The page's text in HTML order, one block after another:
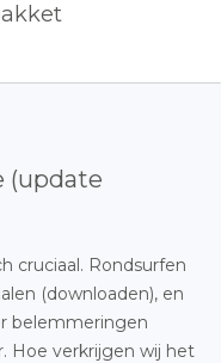
(update
cruciaal. Rondsurfen
(downloaden), en
belemmeringen
Hoe verkrijgen wij het